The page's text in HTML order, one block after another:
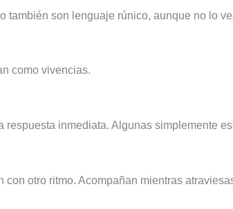
también son lenguaje rúnico, aunque no lo
como vivencias.
inmediata. Algunas simplemente
otro ritmo. Acompañan mientras